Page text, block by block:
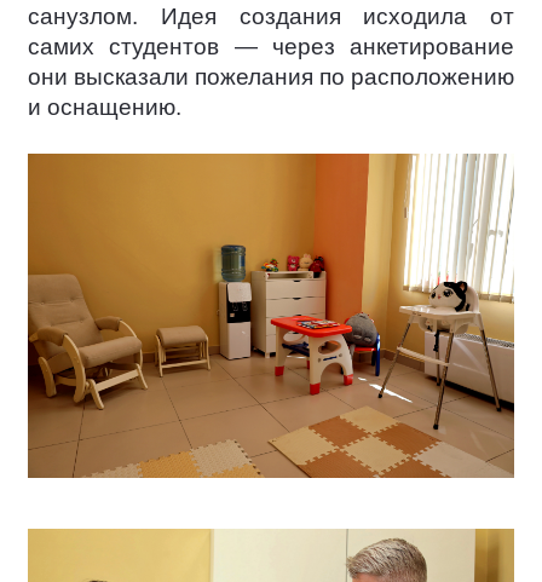
санузлом. Идея создания исходила от
самих студентов — через анкетирование
они высказали пожелания по расположению
и оснащению.